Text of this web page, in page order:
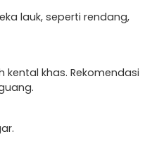
lauk, seperti rendang,
khas. Rekomendasi